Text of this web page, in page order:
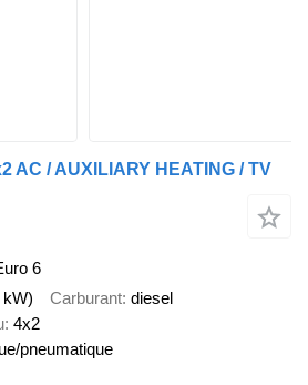
AC / AUXILIARY HEATING / TV
6
kW) Carburant diesel
4x2
pneumatique